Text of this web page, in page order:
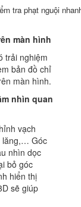
tra phạt nguội
màn hình
trải nghiệm
bản đồ chỉ
màn hình.
nhìn quan
vạch
lăng,… Góc
nhìn dọc
bỏ góc
hiển thị
sẽ giúp